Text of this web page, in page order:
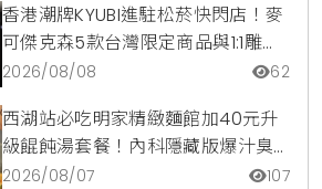
香港潮牌KYUBI進駐松菸快閃店！麥
可傑克森5款台灣限定商品與1:1雕像
震撼登場
2026/08/08 62
西湖站必吃明家精緻麵館加40元升
級餛飩湯套餐！內科隱藏版爆汁臭
豆腐麵與牛肉麵疙瘩平價攻略
2026/08/07 107